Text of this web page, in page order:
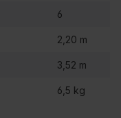
6
2,20 m
3,52 m
6,5 kg